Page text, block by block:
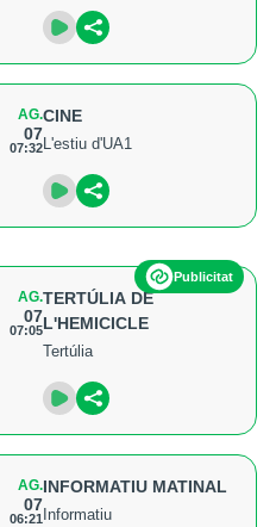
AG.
07
07:32
CINE
L'estiu d'UA1
Publicitat
AG.
07
07:05
TERTÚLIA DE
L'HEMICICLE
Tertúlia
AG.
07
06:21
INFORMATIU MATINAL
Informatiu